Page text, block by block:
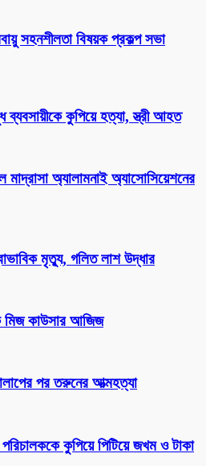
সহনশীলতা বিষয়ক প্রকল্প সভা
কুপিয়ে হত্যা, স্ত্রী আহত
অ্যালামনাই অ্যাসোসিয়েশনের
মৃত্যু, গলিত লাশ উদ্ধার
মিজ কাউসার আজিজ
পর তরুনের আত্মহত্যা
পরিচালককে কুপিয়ে পিটিয়ে জখম ও টাকা